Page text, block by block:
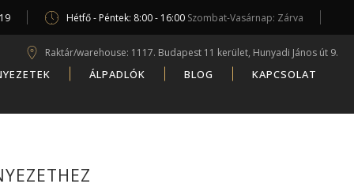
Hétfő - Péntek: 8:00 - 16:00 Szombat-Vasárnap: Zárva
Raktár/warehouse: 1117. Budapest 11 kerület, Hunyadi János út 9.
ÁLPADLÓK BLOG KAPCSOLAT